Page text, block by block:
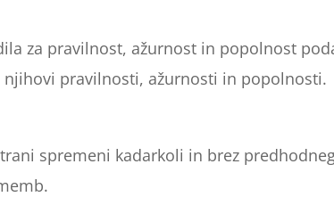
za pravilnost, ažurnost in popolnost
pravilnosti, ažurnosti in popolnosti.
spremeni kadarkoli in brez